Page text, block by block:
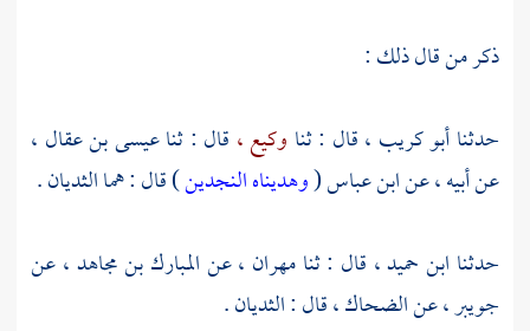
ذكر من قال ذلك :
حدثناأبو كريب ،قال : ثنا وكيع ، قال : ثناعيسى بن عقال ،
عن أبيه ، عنابن عباس(وهديناه النجدين) قال : هما الثديان .
حدثنا ابن حميد ، قال : ثنامهران ،عنالمبارك بن مجاهد ،عن
جويبر ،عنالضحاك ،قال : الثديان .